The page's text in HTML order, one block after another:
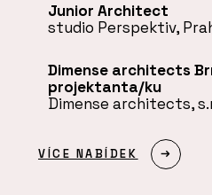
Junior Architect
studio Perspektiv,
Dimense architects
projektanta/ku
Dimense architects,
VÍCE NABÍDEK